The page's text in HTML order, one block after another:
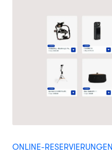
ONLINE-RESERVIERUNGEN